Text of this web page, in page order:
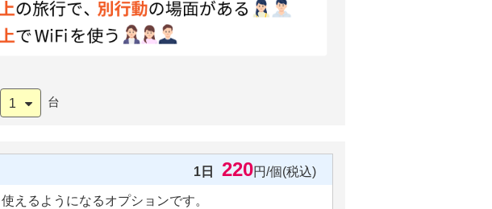
1 台
1日 220円/個(税込)
えるようになるオプションです。